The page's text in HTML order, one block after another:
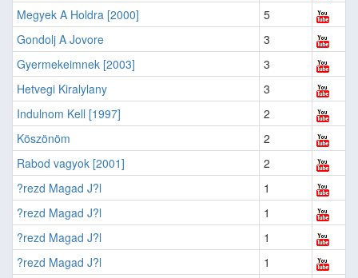
Megyek A Holdra [2000]
5
Gondolj A Jovore
3
Gyermekeimnek [2003]
3
Hetvegi Kiralylany
3
Indulnom Kell [1997]
2
Köszönöm
2
Rabod vagyok [2001]
2
?rezd Magad J?l
1
?rezd Magad J?l
1
?rezd Magad J?l
1
?rezd Magad J?l
1